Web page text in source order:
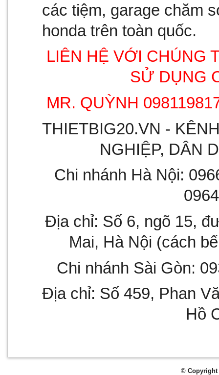
các tiệm, garage chăm
honda trên toàn quốc.
LIÊN HỆ VỚI CHÚNG
SỬ DỤNG
MR. QUỲNH
THIETBIG20.VN -
NGHIỆP, DÂN
Chi nhánh Hà Nội:
Địa chỉ: Số 6, ngõ 15,
Mai, Hà Nội (cách
Chi nhánh Sài Gòn:
Địa chỉ: Số 459, Phan
Hồ
© Copyright